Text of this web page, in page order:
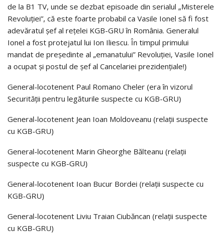
de la B1 TV, unde se dezbat episoade din serialul „Misterele
Revoluţiei”, că este foarte probabil ca Vasile Ionel să fi fost
adevăratul şef al reţelei KGB-GRU în România. Generalul
Ionel a fost protejatul lui Ion Iliescu. În timpul primului
mandat de preşedinte al „emanatului” Revoluţiei, Vasile Ionel
a ocupat şi postul de şef al Cancelariei prezidenţiale!)
General-locotenent Paul Romano Cheler (era în vizorul
Securităţii pentru legăturile suspecte cu KGB-GRU)
General-locotenent Jean Ioan Moldoveanu (relaţii suspecte
cu KGB-GRU)
General-locotenent Marin Gheorghe Bălteanu (relaţii
suspecte cu KGB-GRU)
General-locotenent Ioan Bucur Bordei (relaţii suspecte cu
KGB-GRU)
General-locotenent Liviu Traian Ciubăncan (relaţii suspecte
cu KGB-GRU)